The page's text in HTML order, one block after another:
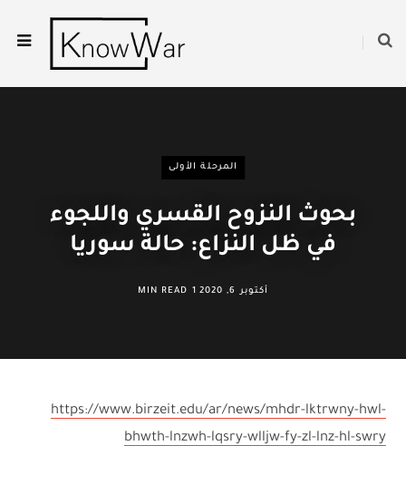
المرحلة الأولى
بحوث النزوح القسري واللجوء
في ظل النزاع: حالة سوريا
أكتوبر 6, 2020 1 MIN READ
https://www.birzeit.edu/ar/news/mhdr-lktrwny-hwl-
bhwth-lnzwh-lqsry-wlljw-fy-zl-lnz-hl-swry